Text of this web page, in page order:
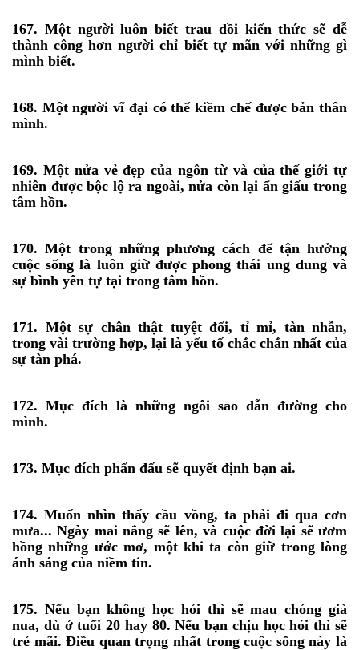
167. Một người luôn biết trau dồi kiến thức sẽ dễ
thành công hơn người chỉ biết tự mãn với những gì
mình biết.
168. Một người vĩ đại có thể kiềm chế được bản thân
mình.
169. Một nửa vẻ đẹp của ngôn từ và của thế giới tự
nhiên được bộc lộ ra ngoài, nửa còn lại ẩn giấu trong
tâm hồn.
170. Một trong những phương cách để tận hưởng
cuộc sống là luôn giữ được phong thái ung dung và
sự bình yên tự tại trong tâm hồn.
171. Một sự chân thật tuyệt đối, tỉ mỉ, tàn nhẫn,
trong vài trường hợp, lại là yếu tố chắc chắn nhất của
sự tàn phá.
172. Mục đích là những ngôi sao dẫn đường cho
mình.
173. Mục đích phấn đấu sẽ quyết định bạn ai.
174. Muốn nhìn thấy cầu vồng, ta phải đi qua cơn
mưa... Ngày mai nắng sẽ lên, và cuộc đời lại sẽ ươm
hồng những ước mơ, một khi ta còn giữ trong lòng
ánh sáng của niềm tin.
175. Nếu bạn không học hỏi thì sẽ mau chóng già
nua, dù ở tuổi 20 hay 80. Nếu bạn chịu học hỏi thì sẽ
trẻ mãi. Điều quan trọng nhất trong cuộc sống này là